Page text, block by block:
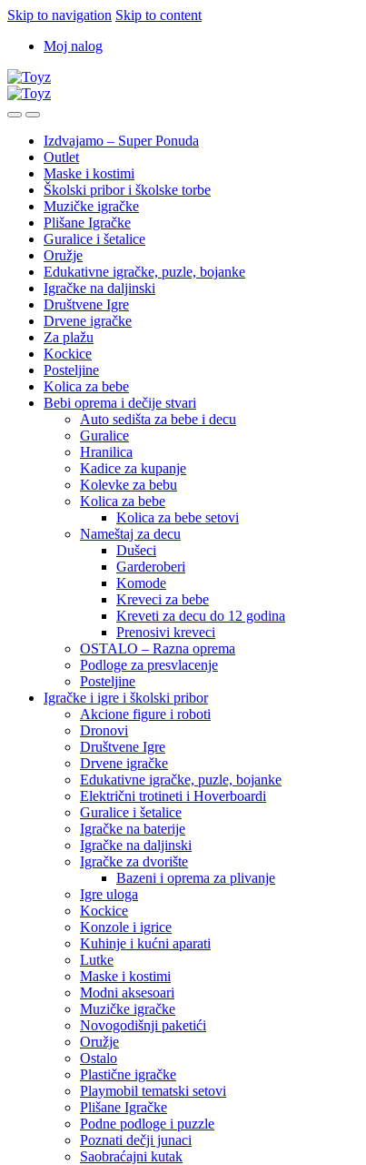
Skip to navigation Skip to content
Moj nalog
Izdvajamo – Super Ponuda
Outlet
Maske i kostimi
Školski pribor i školske torbe
Muzičke igračke
Plišane Igračke
Guralice i šetalice
Oružje
Edukativne igračke, puzle, bojanke
Igračke na daljinski
Društvene Igre
Drvene igračke
Za plažu
Kockice
Posteljine
Kolica za bebe
Bebi oprema i dečije stvari
Auto sedišta za bebe i decu
Guralice
Hranilica
Kadice za kupanje
Kolevke za bebu
Kolica za bebe
Kolica za bebe setovi
Nameštaj za decu
Dušeci
Garderoberi
Komode
Kreveci za bebe
Kreveti za decu do 12 godina
Prenosivi kreveci
OSTALO – Razna oprema
Podloge za presvlacenje
Posteljine
Igračke i igre i školski pribor
Akcione figure i roboti
Dronovi
Društvene Igre
Drvene igračke
Edukativne igračke, puzle, bojanke
Električni trotineti i Hoverboardi
Guralice i šetalice
Igračke na baterije
Igračke na daljinski
‎Igračke za dvorište
Bazeni i oprema za plivanje
Igre uloga
Kockice
Konzole i igrice
Kuhinje i kućni aparati
Lutke
Maske i kostimi
Modni aksesoari
Muzičke igračke
Novogodišnji paketići
Oružje
Ostalo
Plastične igračke
Playmobil tematski setovi
Plišane Igračke
Podne podloge i puzzle
Poznati dečji junaci
Saobraćajni kutak